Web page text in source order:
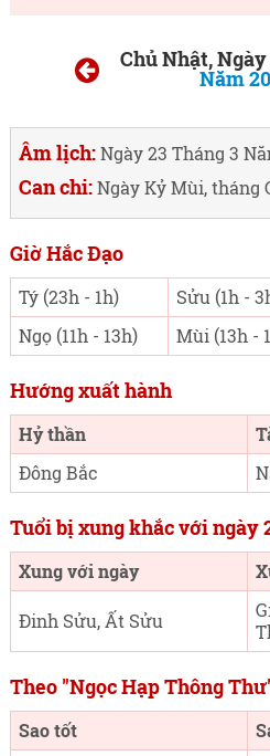
Chủ Nhật,
Năm
Âm lịch:Ngày 23 Tháng 3
Can chi:Ngày Kỷ Mùi, tháng
Giờ Hắc Đạo
Tý (23h - 1h) Sửu (1h -
Ngọ (11h - 13h)
Mùi (13h -
Hướng xuất hành
Hỷ thần
Đông Bắc
Tuổi bị xung khắc với ngày
Xung với ngày
Đinh Sửu, Ất Sửu
Theo "Ngọc Hạp Thông
Sao tốt